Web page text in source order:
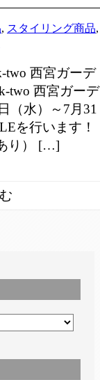
, スタイリング商品,
two 西宮ガーデ
two 西宮ガーデ
（水）～7月31
を行います！
り） […]